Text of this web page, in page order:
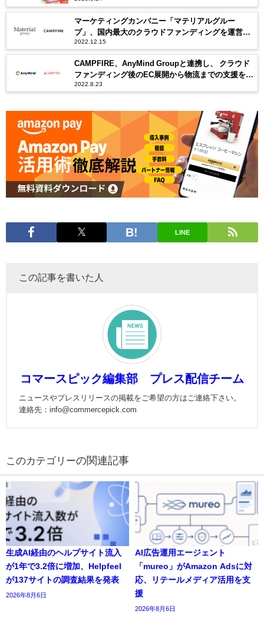
マーケティングカンパニー「マテリアルグルー
プ」、国内最大のクラウドファンディングを運営す
るCAMPFIREと業務提携
2022.12.15
CAMPFIRE、AnyMind Groupと連携し、 クラウド
ファンディング後のEC展開から物流までの支援を開
始
2022.8.23
LINE
この記事を書いた人
コマースピック編集部 プレス配信チーム
ニュースやプレスリリースの掲載をご希望の方はご連絡下さい。
連絡先：info@commercepick.com
の関連記事
生成AI経由のヘルプサイト流入
が1年で3.2倍に増加、Helpfeel
が137サイトの調査結果を発表
2026年8月6日
AI広告運用エージェント
「mureo」がAmazon Adsに対
応、リテールメディア活用を支
援
2026年8月6日